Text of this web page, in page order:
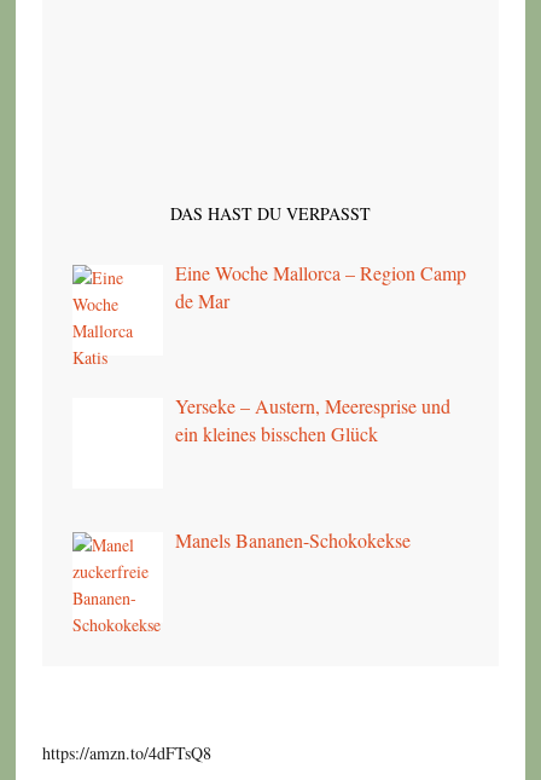
DAS HAST DU VERPASST
Eine Woche Mallorca – Region Camp
de Mar
Yerseke – Austern, Meeresprise und
ein kleines bisschen Glück
Manels Bananen-Schokokekse
https://amzn.to/4dFTsQ8